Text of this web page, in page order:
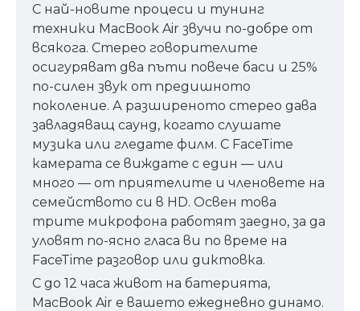
С най-новите процеси и тунинг
техники MacBook Air звучи по-добре от
всякога. Стерео гово­рителите
осигуряват два пъти повече баси и 25%
по-силен звук от предишното
поколение. А разширеното стерео дава
завладяващ саунд, когато слушате
музика или гледате филм. С FaceTime
камерата се виждате с един — или
много — от приятелите и членовете на
семейството си в HD. Освен това
трите микрофона работят заедно, за да
уловят по-ясно гласа ви по време на
FaceTime разговор или диктовка.
С до 12 часа живот на батерията,
MacBook Air е вашето ежедневно динамо.